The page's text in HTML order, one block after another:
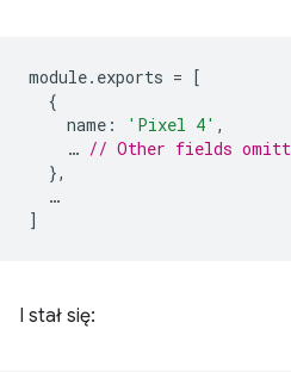
module. exports = [
{
name : 'Pixel 4' ,
… // Other fields
},
…
]
I stał się: